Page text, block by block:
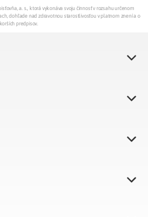
a. s., ktorá vykonáva svoju činnosť v rozsahu určenom
dohľade nad zdravotnou starostlivosťou v platnom znení a o
predpisov.